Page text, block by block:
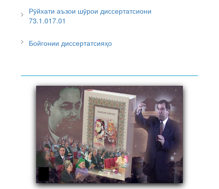
Рӯйхати аъзои шӯрои диссертатсиони
73.1.017.01
Бойгонии диссертатсияҳо